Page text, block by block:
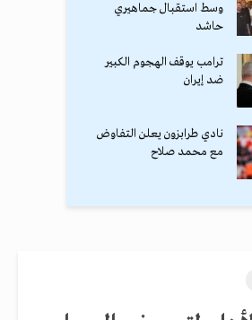
وسط استقبال جماهيري
حاشد
ترامب يوقف الهجوم الكبير
ضد إيران
نادي طرابزون يعلن التفاوض
مع محمد صلاح